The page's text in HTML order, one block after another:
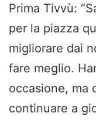
Prima Tivvù:
per la piazza
migliorare dai
fare meglio.
occasione, ma
continuare a